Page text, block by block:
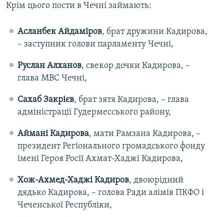
Крім цього пости в Чечні займають:
Асланбек Айдаміров, брат дружини Кадирова,
– заступник голови парламенту Чечні,
Руслан Алханов, свекор дочки Кадирова, –
глава МВС Чечні,
Сахаб Закрієв, брат зятя Кадирова, – глава
адміністрації Гудермесського району,
Аймані Кадирова, мати Рамзана Кадирова, –
президент Регіонального громадського фонду
імені Героя Росії Ахмат-Хаджі Кадирова,
Хож-Ахмед-Хаджі Кадиров, двоюрідний
дядько Кадирова, – голова Ради алімів ПКФО і
Чеченської Республіки,